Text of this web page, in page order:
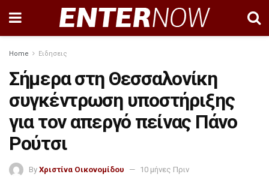
Home Ειδησεις
Σήμερα στη Θεσσαλονίκη
συγκέντρωση υποστήριξης
για τον απεργό πείνας Πάνο
Ρούτσι
By Χριστίνα Οικονομίδου 10 μήνες Πριν